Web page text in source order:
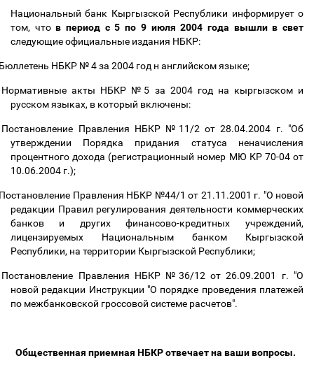
Национальный банк Кыргызской Республики информирует о
том, чтов период с 5 по 9 июля 2004 года вышли в свет
следующие официальные издания НБКР:
НБКР № 4 за 2004 год н английском языке;
Нормативные акты НБКР №5 за 2004 год на кыргызском и
русском языках, в который включены:
Постановление Правления НБКР №11/2 от 28.04.2004 г. "Об
утверждении Порядка придания статуса неначисления
процентного дохода (регистрационный номер МЮ КР 70-04 от
10.06.2004 г.);
Правления НБКР №44/1 от 21.11.2001 г. "О новой
редакции Правил регулирования деятельности коммерческих
банков и других финансово-кредитных учреждений,
лицензируемых Национальным банком Кыргызской
Республики, на территории Кыргызской Республики;
Постановление Правления НБКР №36/12 от 26.09.2001 г. "О
новой редакции Инструкции "О порядке проведения платежей
по межбанковской гроссовой системе расчетов".
Общественная приемная НБКР отвечает на ваши вопросы.